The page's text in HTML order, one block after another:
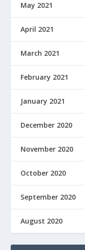
May 2021
April 2021
March 2021
February 2021
January 2021
December 2020
November 2020
October 2020
September 2020
August 2020